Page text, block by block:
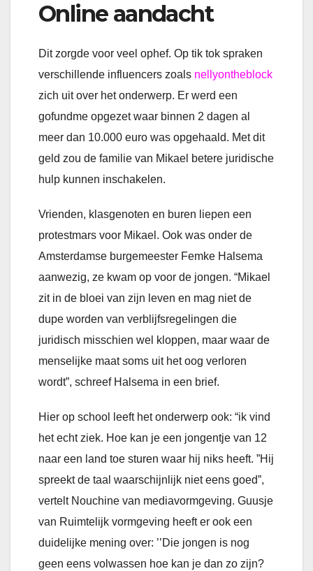
Online aandacht
Dit zorgde voor veel ophef. Op tik tok spraken
verschillende influencers zoals nellyontheblock
zich uit over het onderwerp. Er werd een
gofundme opgezet waar binnen 2 dagen al
meer dan 10.000 euro was opgehaald. Met dit
geld zou de familie van Mikael betere juridische
hulp kunnen inschakelen.
Vrienden, klasgenoten en buren liepen een
protestmars voor Mikael. Ook was onder de
Amsterdamse burgemeester Femke Halsema
aanwezig, ze kwam op voor de jongen. “Mikael
zit in de bloei van zijn leven en mag niet de
dupe worden van verblijfsregelingen die
juridisch misschien wel kloppen, maar waar de
menselijke maat soms uit het oog verloren
wordt”, schreef Halsema in een brief.
Hier op school leeft het onderwerp ook: “ik vind
het echt ziek. Hoe kan je een jongentje van 12
naar een land toe sturen waar hij niks heeft. ”Hij
spreekt de taal waarschijnlijk niet eens goed”,
vertelt Nouchine van mediavormgeving. Guusje
van Ruimtelijk vormgeving heeft er ook een
duidelijke mening over: ’’Die jongen is nog
geen eens volwassen hoe kan je dan zo zijn?